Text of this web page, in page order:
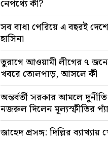
নেপথ্যে কী?
সব বাধা পেরিয়ে এ বছরই
হাসিনা
তুরাগে আওয়ামী লীগের ৭
খবরে তোলপাড়, আসলে কী
অন্তর্বর্তী সরকার আমলে
নজরুল দিলেন মূল্যস্ফীতির
জাহেদ প্রসঙ্গ: দিল্লির